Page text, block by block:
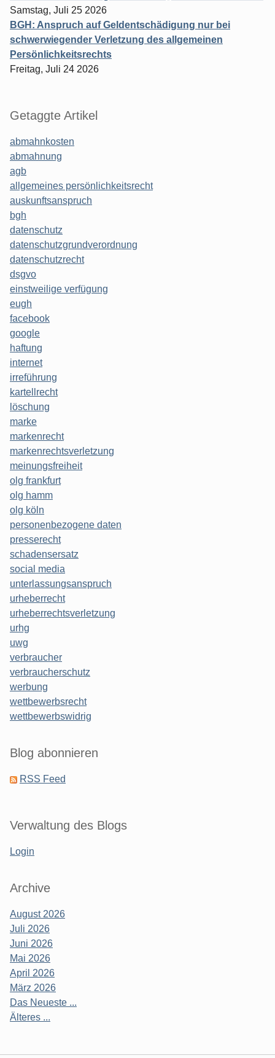
Samstag, Juli 25 2026
BGH: Anspruch auf Geldentschädigung nur bei
schwerwiegender Verletzung des allgemeinen
Persönlichkeitsrechts
Freitag, Juli 24 2026
Getaggte Artikel
abmahnkosten
abmahnung
agb
allgemeines persönlichkeitsrecht
auskunftsanspruch
bgh
datenschutz
datenschutzgrundverordnung
datenschutzrecht
dsgvo
einstweilige verfügung
eugh
facebook
google
haftung
internet
irreführung
kartellrecht
löschung
marke
markenrecht
markenrechtsverletzung
meinungsfreiheit
olg frankfurt
olg hamm
olg köln
personenbezogene daten
presserecht
schadensersatz
social media
unterlassungsanspruch
urheberrecht
urheberrechtsverletzung
urhg
uwg
verbraucher
verbraucherschutz
werbung
wettbewerbsrecht
wettbewerbswidrig
Blog abonnieren
RSS Feed
Verwaltung des Blogs
Login
Archive
August 2026
Juli 2026
Juni 2026
Mai 2026
April 2026
März 2026
Das Neueste ...
Älteres ...